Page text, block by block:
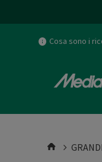
Cosa sono i